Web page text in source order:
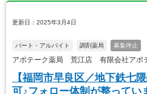
更新日：2025年3月4日
パート・アルバイト 調剤薬局 募集停止
アポテーク薬局 荒江店 有限会社アポ
【福岡市早良区／地下鉄七
可♪フォロー体制が整ってい